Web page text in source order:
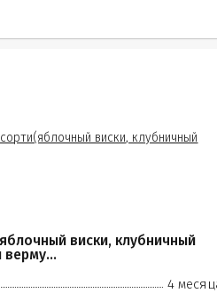
виски, клубничный
верму...
4